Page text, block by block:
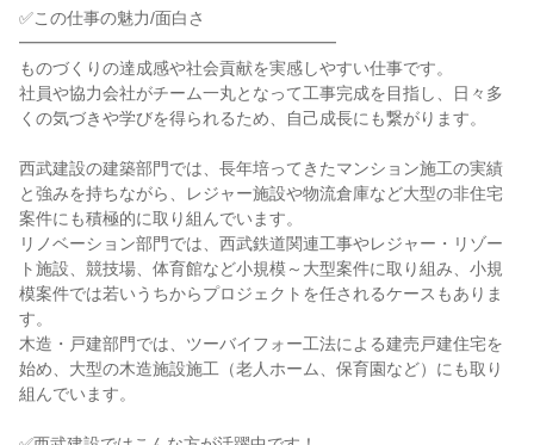
✅この仕事の魅力/面白さ
━━━━━━━━━━━━━━━━━━━
ものづくりの達成感や社会貢献を実感しやすい仕事です。
社員や協力会社がチーム一丸となって工事完成を目指し、日々多
くの気づきや学びを得られるため、自己成長にも繋がります。
西武建設の建築部門では、長年培ってきたマンション施工の実績
と強みを持ちながら、レジャー施設や物流倉庫など大型の非住宅
案件にも積極的に取り組んでいます。
リノベーション部門では、西武鉄道関連工事やレジャー・リゾー
ト施設、競技場、体育館など小規模～大型案件に取り組み、小規
模案件では若いうちからプロジェクトを任されるケースもありま
す。
木造・戸建部門では、ツーバイフォー工法による建売戸建住宅を
始め、大型の木造施設施工（老人ホーム、保育園など）にも取り
組んでいます。